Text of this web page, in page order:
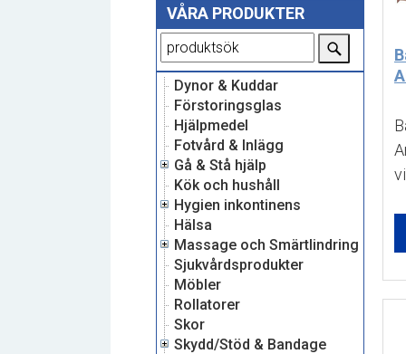
VÅRA PRODUKTER
Dynor & Kuddar
Förstoringsglas
Hjälpmedel
Fotvård & Inlägg
Gå & Stå hjälp
Kök och hushåll
Hygien inkontinens
Hälsa
Massage och Smärtlindring
Sjukvårdsprodukter
Möbler
Rollatorer
Skor
Skydd/Stöd & Bandage